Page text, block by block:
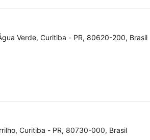
Verde, Curitiba - PR, 80620-200, Brasil
Curitiba - PR, 80730-000, Brasil